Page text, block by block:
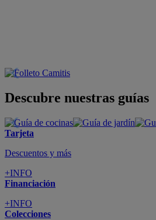
Descubre nuestras guías
Tarjeta
Descuentos y más
+INFO
Financiación
+INFO
Colecciones